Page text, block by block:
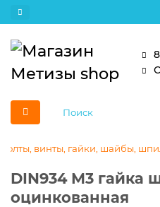
Болты, винты, гайки, шайбы,
DIN934 M3 гайка
оцинкованная